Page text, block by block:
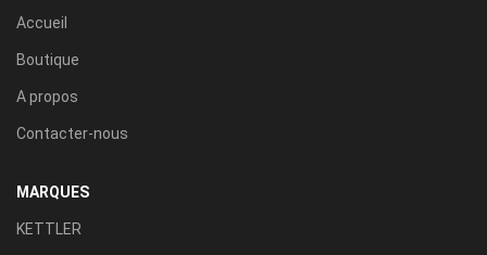
Accueil
Boutique
A propos
Contacter-nous
MARQUES
KETTLER